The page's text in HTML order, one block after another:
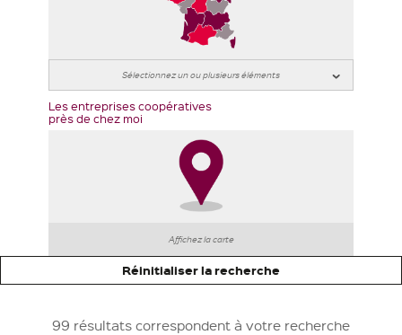
Les entreprises coopératives
près de chez moi
Affichez la carte
Réinitialiser la recherche
99 résultats correspondent à votre recherche